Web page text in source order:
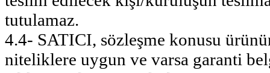
tutulamaz.
4.4- SATICI, sözleşme konusu
niteliklere uygun ve varsa garanti